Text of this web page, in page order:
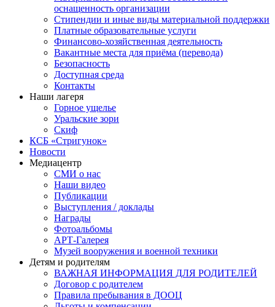
оснащенность организации
Стипендии и иные виды материальной поддержки
Платные образовательные услуги
Финансово-хозяйственная деятельность
Вакантные места для приёма (перевода)
Безопасность
Доступная среда
Контакты
Наши лагеря
Горное ущелье
Уральские зори
Скиф
КСБ «Стригунок»
Новости
Медиацентр
СМИ о нас
Наши видео
Публикации
Выступления / доклады
Награды
Фотоальбомы
АРТ-Галерея
Музей вооружения и военной техники
Детям и родителям
ВАЖНАЯ ИНФОРМАЦИЯ ДЛЯ РОДИТЕЛЕЙ
Договор с родителем
Правила пребывания в ДООЦ